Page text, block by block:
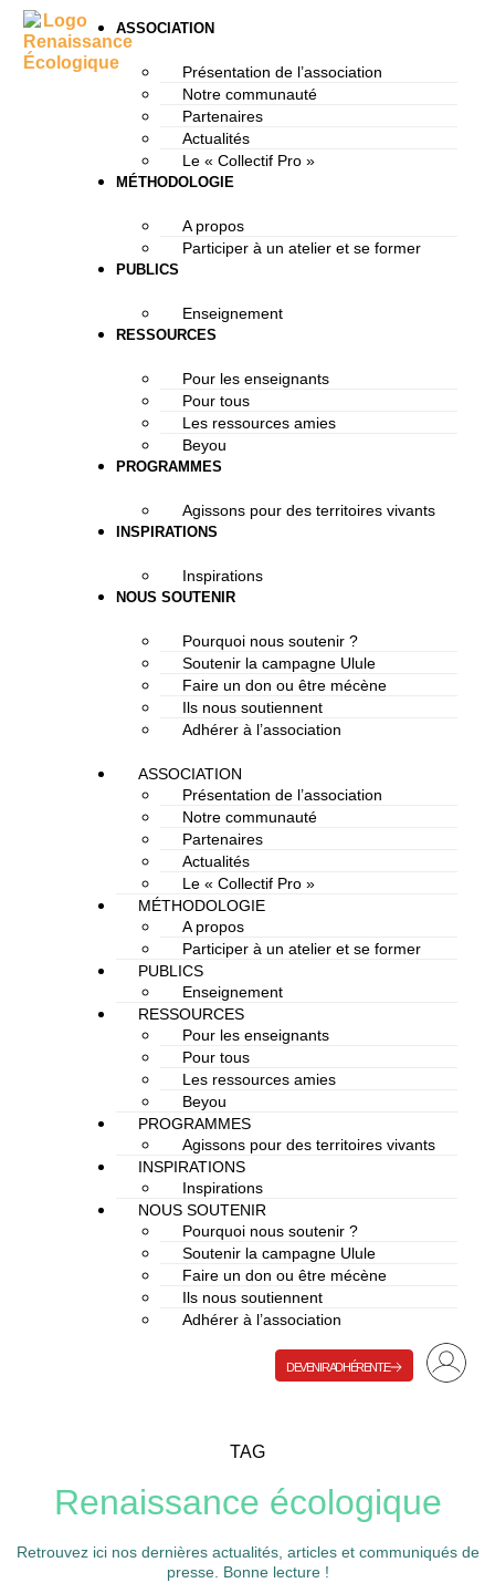
ASSOCIATION
Présentation de l’association
Notre communauté
Partenaires
Actualités
Le « Collectif Pro »
MÉTHODOLOGIE
A propos
Participer à un atelier et se former
PUBLICS
Enseignement
RESSOURCES
Pour les enseignants
Pour tous
Les ressources amies
Beyou
PROGRAMMES
Agissons pour des territoires vivants
INSPIRATIONS
Inspirations
NOUS SOUTENIR
Pourquoi nous soutenir ?
Soutenir la campagne Ulule
Faire un don ou être mécène
Ils nous soutiennent
Adhérer à l’association
ASSOCIATION
Présentation de l’association
Notre communauté
Partenaires
Actualités
Le « Collectif Pro »
MÉTHODOLOGIE
A propos
Participer à un atelier et se former
PUBLICS
Enseignement
RESSOURCES
Pour les enseignants
Pour tous
Les ressources amies
Beyou
PROGRAMMES
Agissons pour des territoires vivants
INSPIRATIONS
Inspirations
NOUS SOUTENIR
Pourquoi nous soutenir ?
Soutenir la campagne Ulule
Faire un don ou être mécène
Ils nous soutiennent
Adhérer à l’association
DEVENIR ADHÉRENT.E
TAG
Renaissance écologique
Retrouvez ici nos dernières actualités, articles et communiqués de
presse. Bonne lecture !